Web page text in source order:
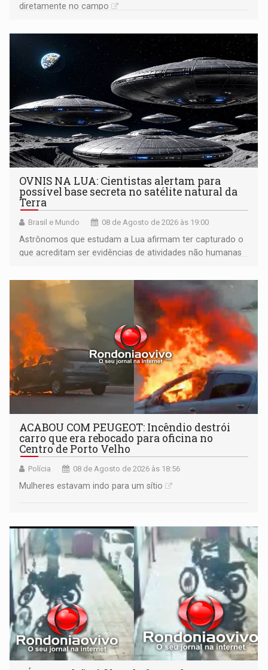
diretamente no campo
OVNIS NA LUA: Cientistas alertam para
possível base secreta no satélite natural da
Terra
Brasil e Mundo 08 de Agosto de 2026 às 19:00
Astrônomos que estudam a Lua afirmam ter capturado o
que acreditam ser evidências de atividades não humanas
órbita
ACABOU COM PEUGEOT: Incêndio destrói
carro que era rebocado para oficina no
Centro de Porto Velho
Polícia 08 de Agosto de 2026 às 18:56
Mulheres estavam indo para um sítio